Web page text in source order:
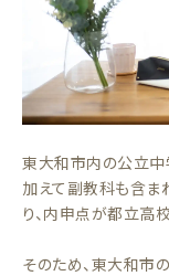
東大和市内の公立中
加えて副教科も含ま
り、内申点が都立高
そのため、東大和市